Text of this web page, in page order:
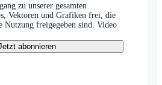
zu unserer gesamten
Vektoren und Grafiken frei, die
Nutzung freigegeben sind. Video
abonnieren